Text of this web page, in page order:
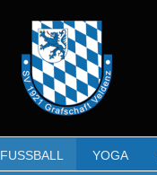
FUSSBALL YOGA